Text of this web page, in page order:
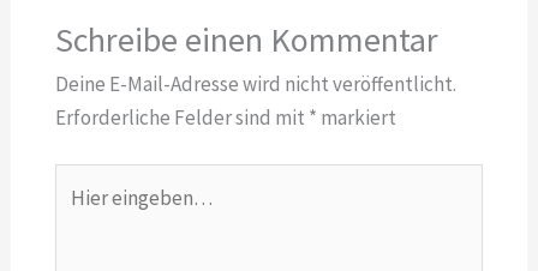
Schreibe einen Kommentar
Deine E-Mail-Adresse wird nicht veröffentlicht.
Erforderliche Felder sind mit * markiert
eingeben…